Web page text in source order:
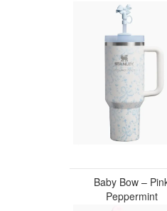
Baby Bow –
Peppermint